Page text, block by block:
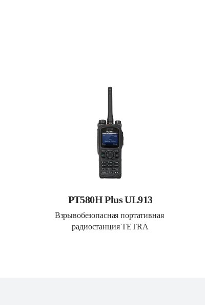
PT580H Plus UL913
Взрывобезопасная портативная
радиостанция TETRA